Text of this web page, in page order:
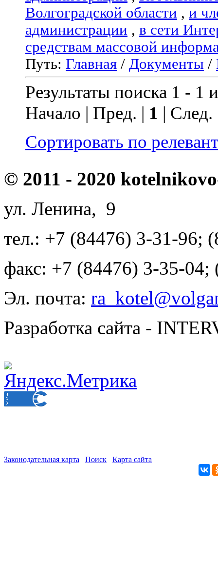
Волгоградской области , и
администрации , в сети
средствам массовой
Путь: Главная / Документы /
Результаты поиска 1 - 1
Начало | Пред. | 1 |
Сортировать по
© 2011 - 2020
ул. Ленина, 9
тел.: +7 (84476) 3-31-96;
факс: +7 (84476) 3-35-04;
Эл. почта:
Разработка сайта -
Законодательная карта Поиск Карта сайта